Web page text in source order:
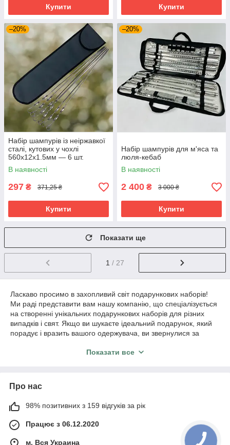
Купити Купити
–20%
Набір шампурів із неіржавкої
сталі, кутових у чохлі
560х12х1.5мм — 6 шт.
В наявності
297 ₴ 371,25 ₴
Купити
–20%
Набір шампурів для м'яса та
люля-кебаб
В наявності
2 400 ₴ 3 000 ₴
Купити
Показати ще
1 / 27
Ласкаво просимо в захопливий світ подарункових наборів!
Ми раді представити вам нашу компанію, що спеціалізується
на створенні унікальних подарункових наборів для різних
випадків і свят. Якщо ви шукаєте ідеальний подарунок, який
порадує і вразить вашого одержувача, ви звернулися за
Ми пропонуємо широкий асортимент подарункових наборів,
любить проводити час на природі та насолоджуватися
знайдете все необхідне для комфортного і стильного пікніка:
багато іншого. Ми приділяємо увагу кожній деталі, щоб
Показати все
Про нас
98% позитивних з 159 відгуків за рік
Працює з 06.12.2020
м. Вся Украина